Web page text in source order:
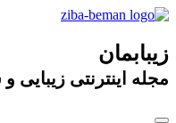
زیبابمان
مجله اینترنتی زیبایی